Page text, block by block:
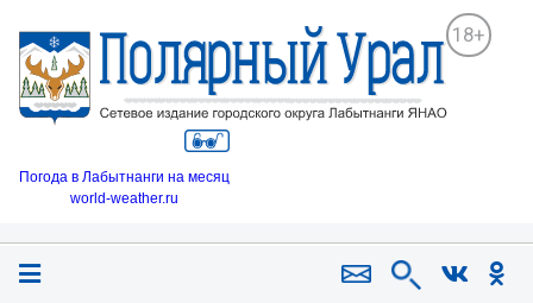
18+
Погода в Лабытнанги на месяц
world-weather.ru